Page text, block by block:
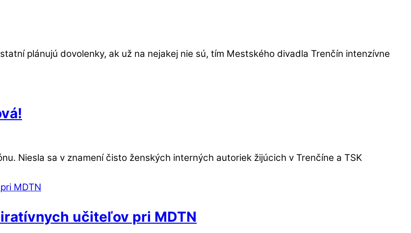
plánujú dovolenky, ak už na nejakej nie sú, tím Mestského divadla Trenčín intenzívne
Niesla sa v znamení čisto ženských interných autoriek žijúcich v Trenčíne a TSK
učiteľov pri MDTN